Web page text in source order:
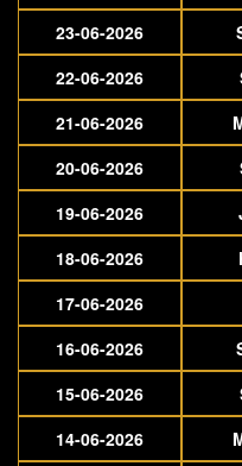
23-06-2026
22-06-2026
21-06-2026
20-06-2026
19-06-2026
18-06-2026
17-06-2026
16-06-2026
15-06-2026
14-06-2026